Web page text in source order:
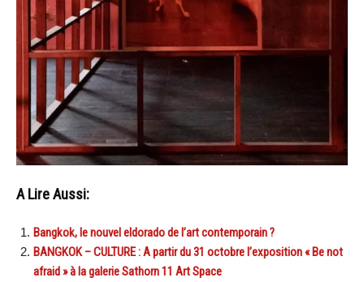
A Lire Aussi:
Bangkok, le nouvel eldorado de l’art contemporain ?
BANGKOK – CULTURE : A partir du 31 octobre l’exposition « Be not
afraid » à la galerie Sathorn 11 Art Space